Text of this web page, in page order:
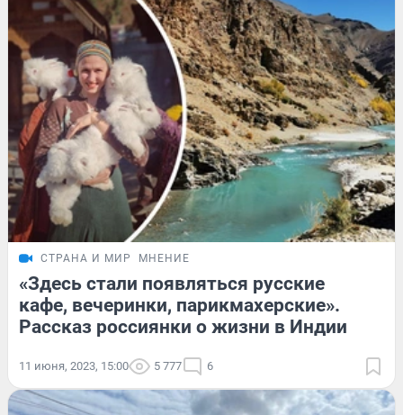
СТРАНА И МИР МНЕНИЕ
«Здесь стали появляться русские
кафе, вечеринки, парикмахерские».
Рассказ россиянки о жизни в Индии
11 июня, 2023, 15:00 5 777 6